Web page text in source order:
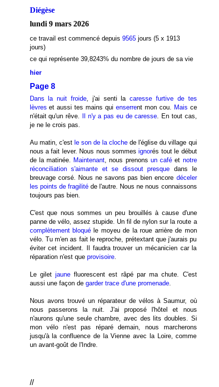
Diégèse
lundi 9 mars 2026
ce travail est commencé depuis 9565jours (5 x 1913
jours)
ce qui représente 39,8243% du nombre de jours de sa vie
hier
Page 8
Dans la nuit froide, j'ai senti lacaresse furtive de tes
lèvres et aussi tes mains qui enserrent mon cou. Mais ce
n'était qu'un rêve.
Il n'y a pas eu de caresse. En tout cas,
je ne le crois pas.
Au matin, c'est le son de la cloche de l'église du village qui
nous a fait lever. Nous nous sommesignorés tout le début
de la matinée. Maintenant, nous prenons un café et notre
réconciliation s'aimante et se dissout presque dans le
breuvage corsé. Nous ne savons pas bien encore déceler
les points de fragilitéde l'autre. Nous ne nous connaissons
toujours pas bien.
C'est que nous sommes un peu brouillés à cause d'une
panne de vélo, assez stupide. Un fil de nylon sur la route a
complètement bloquéle moyeu de la roue arrière de mon
vélo. Tu m'en as fait le reproche, prétextant que j'aurais pu
éviter cet incident. Il faudra trouver un mécanicien car la
réparation n'est que provisoire.
Le gilet jaunefluorescent est râpé par ma chute. C'est
aussi une façon de garder trace d'une promenade.
Nous avons trouvé un réparateur de vélos à Saumur, où
nous passerons la nuit. J'ai proposé l'hôtel et nous
n'aurons qu'une seule chambre, avec des lits doubles. Si
mon vélo n'est pas réparé demain, nous marcherons
jusqu'à la confluence de la Vienne avec la Loire, comme
un avant-goût de l'Indre.
//